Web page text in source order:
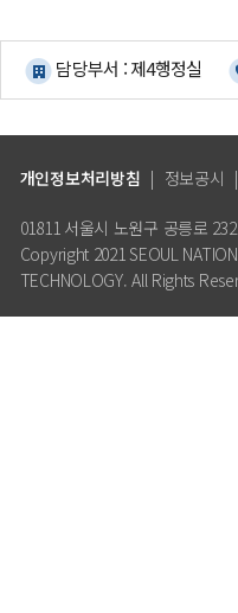
담당부서 : 제4행정실
개인정보처리방침 | 정보공시 |
01811 서울시 노원구 공릉로
Copyright 2021 SEOUL
TECHNOLOGY. All Rights